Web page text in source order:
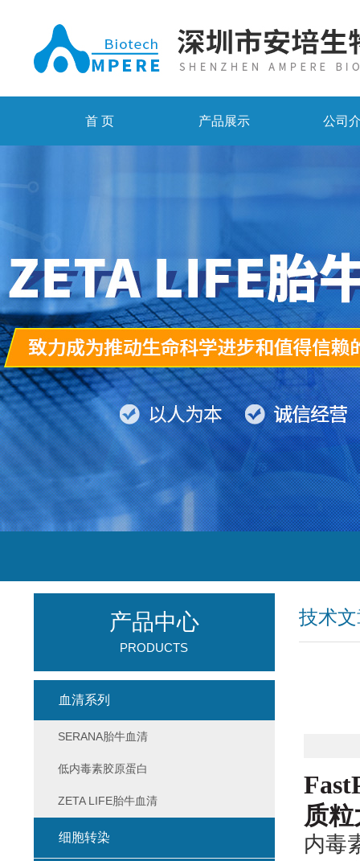
首 页 产品展示 公司
技术
质粒
内毒
产品中心
PRODUCTS
血清系列
SERANA胎牛血清
低内毒素胶原蛋白
ZETA LIFE胎牛血清
细胞转染